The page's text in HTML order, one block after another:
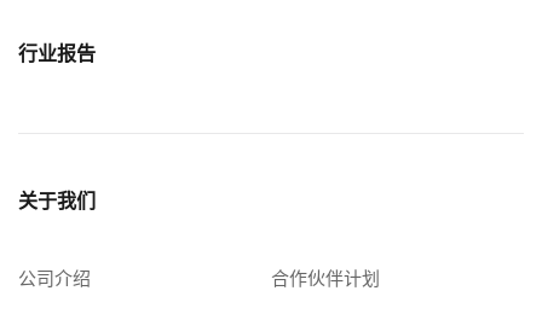
行业报告
关于我们
公司介绍 合作伙伴计划